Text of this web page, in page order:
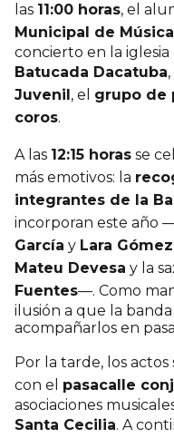
las 11:00 horas, el
Municipal de
concierto en la
Batucada Dacatuba
Juvenil , el grupo de
coros.
A las 12:15 horas se
más emotivos: la
integrantes de la
incorporan este año
García y Lara
Mateu Devesa y la
Fuentes—. Como
ilusión a que la banda
acompañarlos en
Por la tarde, los
con el pasacalle
asociaciones
Santa Cecilia. A